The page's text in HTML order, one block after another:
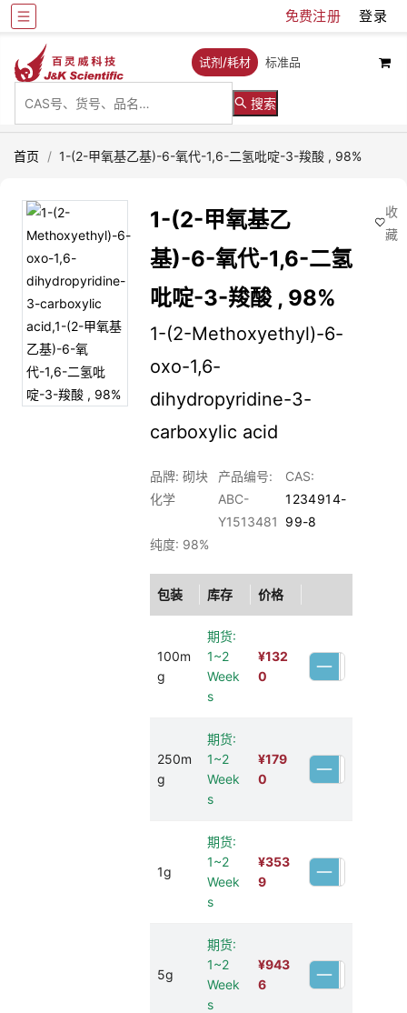
免费注册 登录
试剂/耗材 标准品
搜索
首页 / 1-(2-甲氧基乙基)-6-氧代-1,6-二氢吡啶-3-羧酸 , 98%
1-(2-甲氧基乙
基)-6-氧代-1,6-二氢
吡啶-3-羧酸 , 98%
1-(2-Methoxyethyl)-6-
oxo-1,6-
dihydropyridine-3-
carboxylic acid
品牌: 砌块
化学
产品编号:
ABC-
Y1513481
CAS:
1234914-
99-8
纯度: 98%
包装 库存 价格
100m
g
期货:
1~2
Week
s
¥132
0
250m
g
期货:
1~2
Week
s
¥179
0
1g
期货:
1~2
Week
s
¥353
9
5g
期货:
1~2
Week
s
¥943
6
收
藏